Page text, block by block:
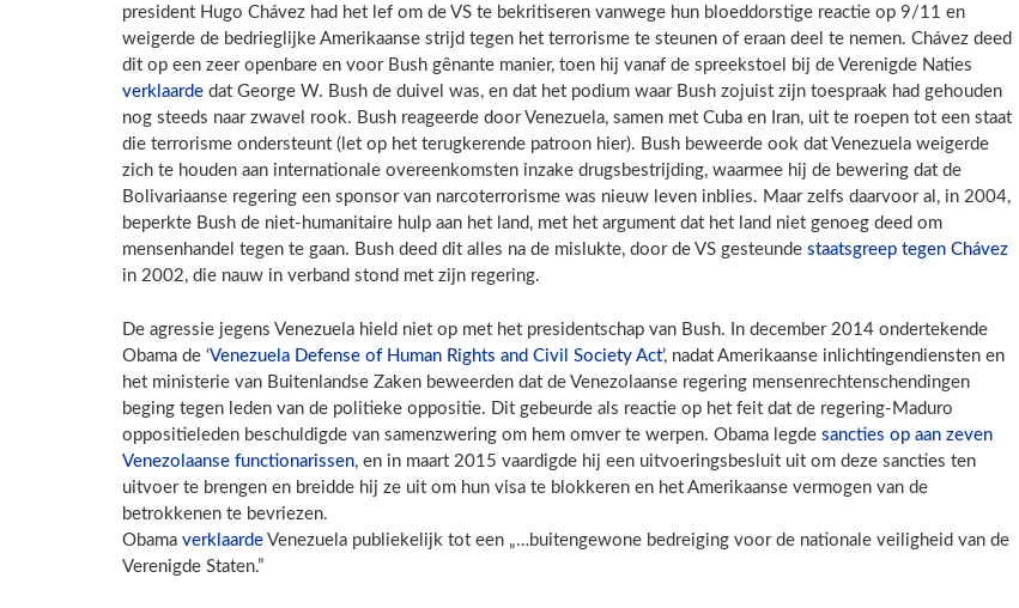
president Hugo Chávez had het lef om de VS te bekritiseren vanwege hun bloeddorstige reactie op 9/11 en
weigerde de bedrieglijke Amerikaanse strijd tegen het terrorisme te steunen of eraan deel te nemen. Chávez deed
dit op een zeer openbare en voor Bush gênante manier, toen hij vanaf de spreekstoel bij de Verenigde Naties
verklaarde dat George W. Bush de duivel was, en dat het podium waar Bush zojuist zijn toespraak had gehouden
nog steeds naar zwavel rook. Bush reageerde door Venezuela, samen met Cuba en Iran, uit te roepen tot een staat
die terrorisme ondersteunt (let op het terugkerende patroon hier). Bush beweerde ook dat Venezuela weigerde
zich te houden aan internationale overeenkomsten inzake drugsbestrijding, waarmee hij de bewering dat de
Bolivariaanse regering een sponsor van narcoterrorisme was nieuw leven inblies. Maar zelfs daarvoor al, in 2004,
beperkte Bush de niet-humanitaire hulp aan het land, met het argument dat het land niet genoeg deed om
mensenhandel tegen te gaan. Bush deed dit alles na de mislukte, door de VS gesteunde staatsgreep tegen Chávez
in 2002, die nauw in verband stond met zijn regering.
De agressie jegens Venezuela hield niet op met het presidentschap van Bush. In december 2014 ondertekende
Obama de ‘Venezuela Defense of Human Rights and Civil Society Act’, nadat Amerikaanse inlichtingendiensten en
het ministerie van Buitenlandse Zaken beweerden dat de Venezolaanse regering mensenrechtenschendingen
beging tegen leden van de politieke oppositie. Dit gebeurde als reactie op het feit dat de regering-Maduro
oppositieleden beschuldigde van samenzwering om hem omver te werpen. Obama legde sancties op aan zeven
Venezolaanse functionarissen, en in maart 2015 vaardigde hij een uitvoeringsbesluit uit om deze sancties ten
uitvoer te brengen en breidde hij ze uit om hun visa te blokkeren en het Amerikaanse vermogen van de
betrokkenen te bevriezen.
Obama verklaarde Venezuela publiekelijk tot een „…buitengewone bedreiging voor de nationale veiligheid van de
Verenigde Staten.”